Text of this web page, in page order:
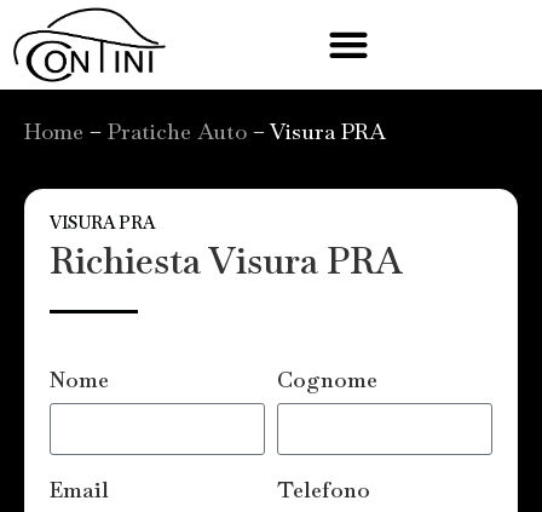
Home – Pratiche Auto –Visura PRA
VISURA PRA
Richiesta Visura PRA
Nome Cognome
Email Telefono